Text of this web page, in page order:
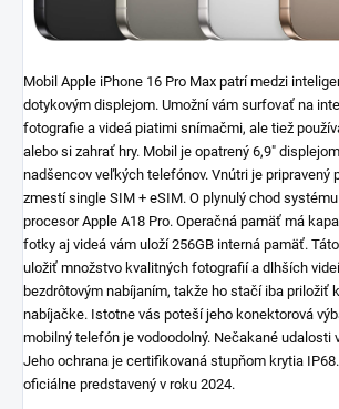
Mobil Apple iPhone 16 Pro Max patrí medzi
dotykovým displejom. Umožní vám surfovať na
fotografie a videá piatimi snímačmi, ale tiež
alebo si zahrať hry. Mobil je opatrený 6,9"
nadšencov veľkých telefónov. Vnútri je pripravený
zmestí single SIM + eSIM. O plynulý chod
procesor Apple A18 Pro. Operačná pamäť má
fotky aj videá vám uloží 256GB interná pamäť.
uložiť množstvo kvalitných fotografií a dlhších
bezdrôtovým nabíjaním, takže ho stačí iba priložiť
nabíjačke. Istotne vás poteší jeho konektorová
mobilný telefón je vodoodolný. Nečakané udalosti
Jeho ochrana je certifikovaná stupňom krytia
oficiálne predstavený v roku 2024.